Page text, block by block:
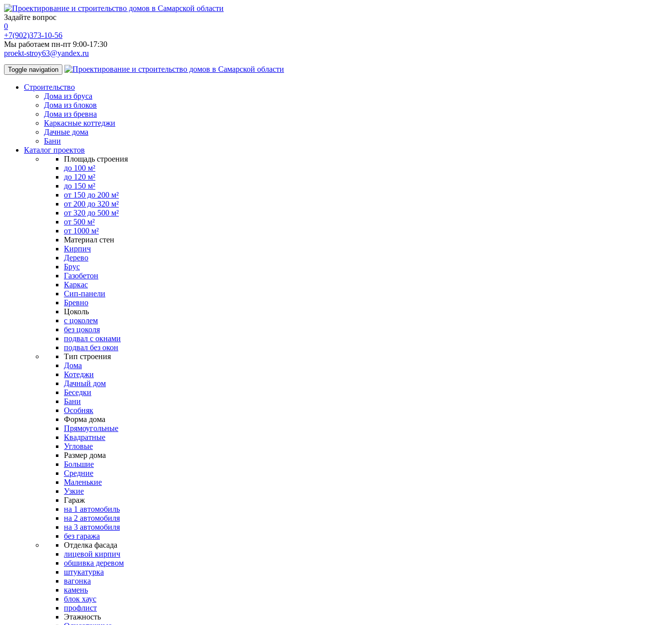
Задайте вопрос
0
+7(902)373-10-56
Мы работаем пн-пт 9:00-17:30
proekt-stroy63@yandex.ru
Toggle navigation
Строительство
Дома из бруса
Дома из блоков
Дома из бревна
Каркасные коттеджи
Дачные дома
Бани
Каталог проектов
Площадь строения
до 100 м²
до 120 м²
до 150 м²
от 150 до 200 м²
от 200 до 320 м²
от 320 до 500 м²
от 500 м²
от 1000 м²
Материал стен
Кирпич
Дерево
Брус
Газобетон
Каркас
Сип-панели
Бревно
Цоколь
с цоколем
без цоколя
подвал с окнами
подвал без окон
Тип строения
Дома
Котеджи
Дачный дом
Беседки
Бани
Особняк
Форма дома
Прямоугольные
Квадратные
Угловые
Размер дома
Большие
Средние
Маленькие
Узкие
Гараж
на 1 автомобиль
на 2 автомобиля
на 3 автомобиля
без гаража
Отделка фасада
лицевой кирпич
обшивка деревом
штукатурка
вагонка
камень
блок хаус
профлист
Этажность